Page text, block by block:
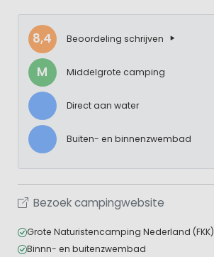
8,4 Beoordeling schrijven
M Middelgrote camping
Direct aan water
Buiten- en binnenzwembad
Bezoek campingwebsite
Grote Naturistencamping Nederland (FKK)
Binnn- en buitenzwembad